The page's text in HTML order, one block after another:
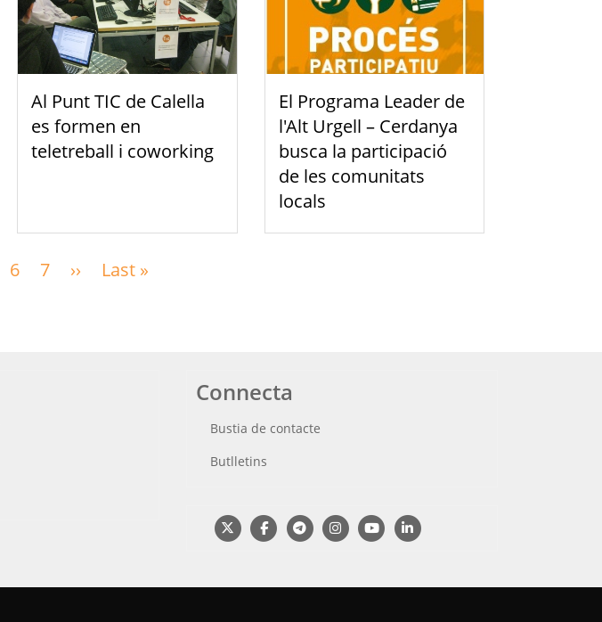
Al Punt TIC de Calella
es formen en
teletreball i coworking
El Programa Leader de
l'Alt Urgell – Cerdanya
busca la participació
de les comunitats
locals
6 7 ›› Pàgina
Last »
Connecta
Bustia de contacte
Butlletins